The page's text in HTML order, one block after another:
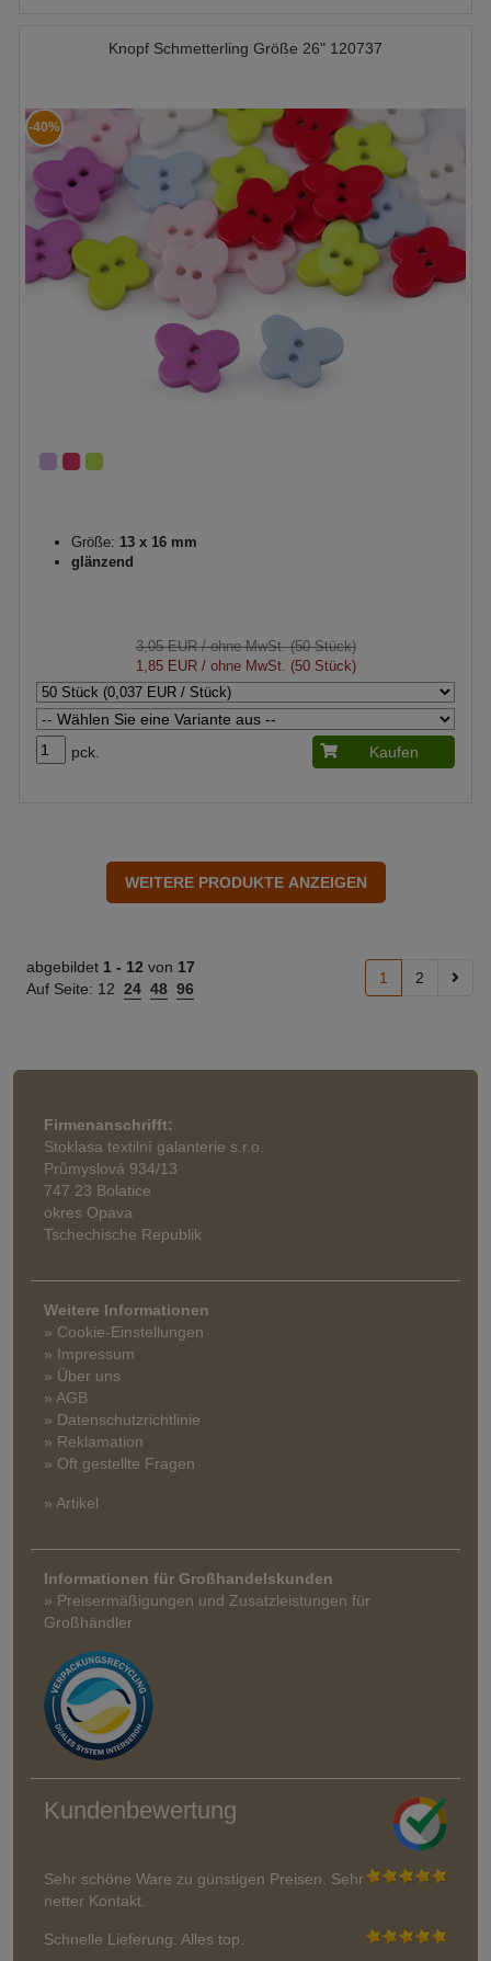
Knopf Schmetterling Größe 26" 120737
-40%
Größe: 13 x 16 mm
glänzend
3,05 EUR/ ohne MwSt. (50 Stück)
1,85 EUR/ ohne MwSt. (50 Stück)
pck. Kaufen
abgebildet 1 - 12 von 17
Auf Seite: 12 24 48 96
1 2
Firmenanschrifft:
Stoklasa textilní galanterie s.r.o.
Průmyslová 934/13
747 23 Bolatice
okres Opava
Tschechische Republik
Weitere Informationen
» Cookie-Einstellungen
» Impressum
» Über uns
» AGB
» Datenschutzrichtlinie
» Reklamation
» Oft gestellte Fragen
» Artikel
Informationen für Großhandelskunden
» Preisermäßigungen und Zusatzleistungen für
Großhändler
Kundenbewertung
Sehr schöne Ware zu günstigen Preisen. Sehr
netter Kontakt.
Schnelle Lieferung. Alles top.